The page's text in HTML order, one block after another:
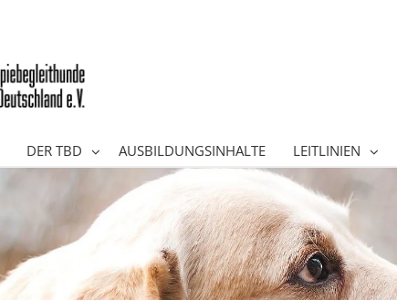
DER TBD AUSBILDUNGSINHALTE LEITLINIEN